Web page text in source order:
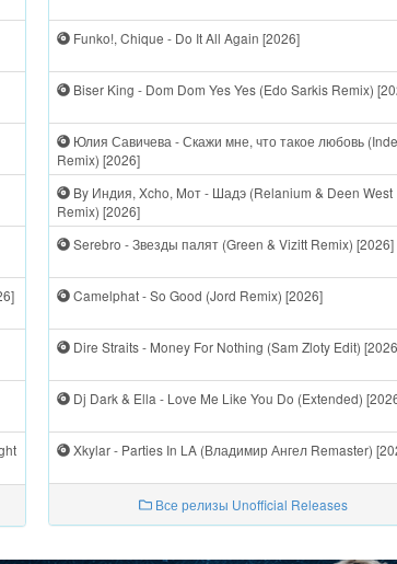
Funko!, Chique - Do It All Again [2026]
Biser King - Dom Dom Yes Yes (Edo Sarkis Remix)
Юлия Савичева - Скажи мне, что такое любовь
Remix) [2026]
By Индия, Xcho, Mот - Шадэ (Relanium & Deen West
Remix) [2026]
Serebro - Звезды палят (Green & Vizitt Remix) [2026]
Camelphat - So Good (Jord Remix) [2026]
Dire Straits - Money For Nothing (Sam Zloty Edit)
Dj Dark & Ella - Love Me Like You Do (Extended)
Xkylar - Parties In LA (Владимир Ангел Remaster)
Все релизы Unofficial Releases